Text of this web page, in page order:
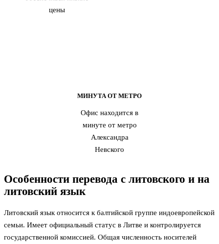
цены
МИНУТА ОТ МЕТРО
Офис находится в
минуте от метро
Александра
Невского
Особенности перевода с литовского и на
литовский язык
Литовский язык относится к балтийской группе индоевропейской
семьи. Имеет официальный статус в Литве и контролируется
государственной комиссией. Общая численность носителей